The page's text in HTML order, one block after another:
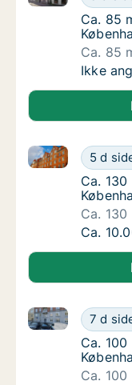
Ca. 85
Ca. 85
Ca. 85
Ca. 85
Ikke
Ca.
5 d
Ca. 130 m2
Ca.
Ca.
Ca. 130
Ca.
Ca.
Ca.
7 d
Ca. 100 m2
Ca.
Ca.
Ca. 100